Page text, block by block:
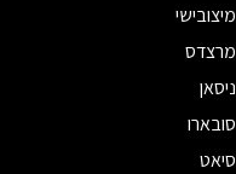
מיצובישי
מרצדס
ניסאן
סובארו
סיאט